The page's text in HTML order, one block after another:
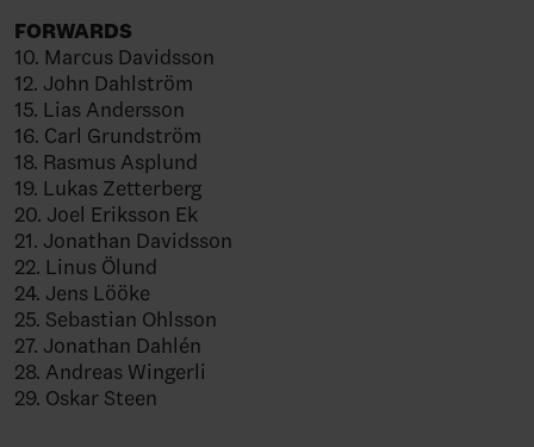
FORWARDS
10. Marcus Davidsson
12. John Dahlström
15. Lias Andersson
16. Carl Grundström
18. Rasmus Asplund
19. Lukas Zetterberg
20. Joel Eriksson Ek
21. Jonathan Davidsson
22. Linus Ölund
24. Jens Lööke
25. Sebastian Ohlsson
27. Jonathan Dahlén
28. Andreas Wingerli
29. Oskar Steen